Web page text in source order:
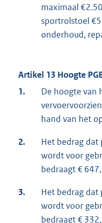
maximaal
sportrolstoel
onderhoud,
Artikel 13 Hoogte
1.
De hoogte van
hand van het
2.
Het bedrag dat
wordt voor
bedraagt €
3.
Het bedrag dat
wordt voor
bedraagt €